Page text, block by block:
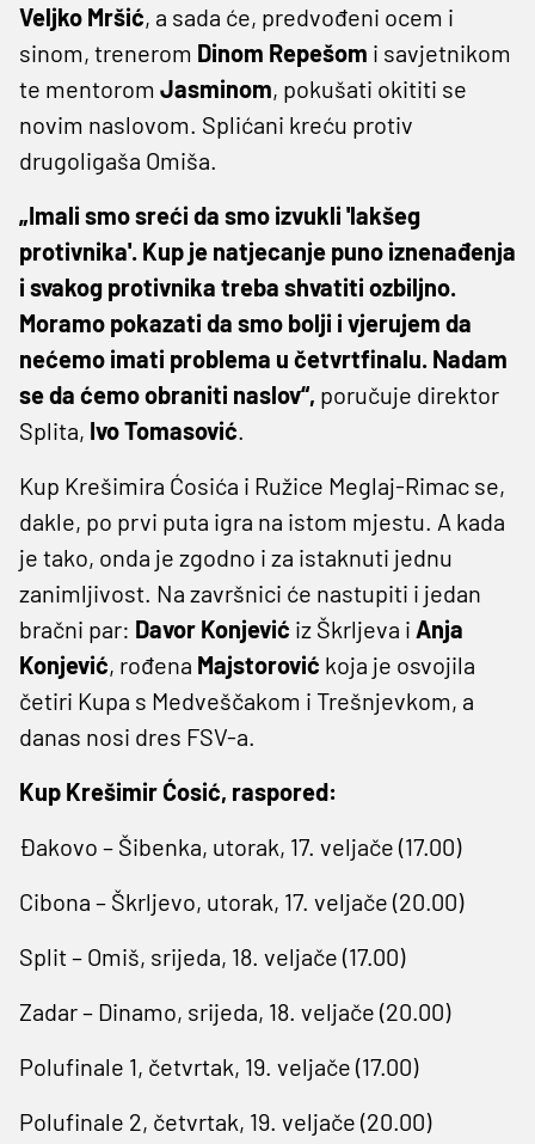
Veljko Mršić, a sada će, predvođeni ocem i
sinom, trenerom Dinom Repešom i savjetnikom
te mentorom Jasminom, pokušati okititi se
novim naslovom. Splićani kreću protiv
drugoligaša Omiša.
„Imali smo sreći da smo izvukli 'lakšeg
protivnika'. Kup je natjecanje puno iznenađenja
i svakog protivnika treba shvatiti ozbiljno.
Moramo pokazati da smo bolji i vjerujem da
nećemo imati problema u četvrtfinalu. Nadam
se da ćemo obraniti naslov“, poručuje direktor
Splita, IvoTomasović.
Kup Krešimira Ćosića i Ružice Meglaj-Rimac se,
dakle, po prvi puta igra na istom mjestu. A kada
je tako, onda je zgodno i za istaknuti jednu
zanimljivost. Na završnici će nastupiti i jedan
bračni par: Davor Konjević iz Škrljeva i Anja
Konjević, rođena Majstorović koja je osvojila
četiri Kupa s Medveščakom i Trešnjevkom, a
danas nosi dres FSV-a.
Kup Krešimir Ćosić, raspored:
Đakovo – Šibenka, utorak, 17. veljače (17.00)
Cibona – Škrljevo, utorak, 17. veljače (20.00)
Split – Omiš, srijeda, 18. veljače (17.00)
Zadar – Dinamo, srijeda, 18. veljače (20.00)
Polufinale 1, četvrtak, 19. veljače (17.00)
Polufinale 2, četvrtak, 19. veljače (20.00)